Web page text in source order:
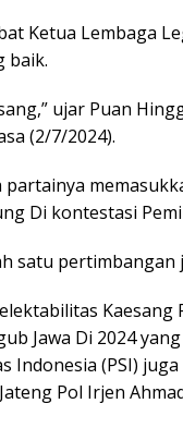
Ketua Lembaga
baik.
ujar Puan
(2/7/2024).
Di kontestasi
satu pertimbangan
Jawa Di 2024
Indonesia (PSI)
Pol Irjen